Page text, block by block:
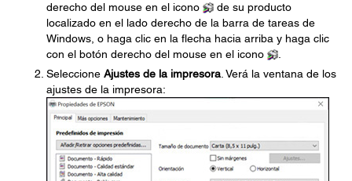
derecho del mouse en el icono
de su producto
localizado en el lado derecho de la barra de tareas de
Windows, o haga clic en la flecha hacia arriba y haga clic
con el botón derecho del mouse en el icono
Seleccione Ajustes de la impresora . Verá la ventana de los
ajustes de la impresora: